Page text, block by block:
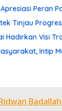
Peran
Tinjau
Hadirkan Visi
Intip